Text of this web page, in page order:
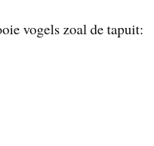
vogels zoal de tapuit: